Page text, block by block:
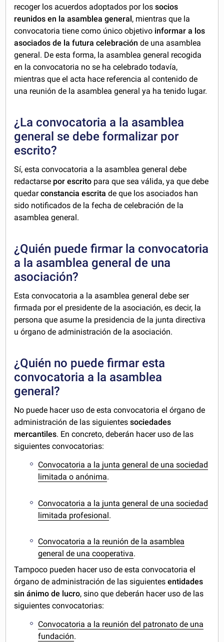
recoger los acuerdos adoptados por los socios
reunidos en la asamblea general, mientras que la
convocatoria tiene como único objetivo informar a los
asociados de la futura celebraciónde una asamblea
general. De esta forma, la asamblea general recogida
en la convocatoria no se ha celebrado todavía,
mientras que el acta hace referencia al contenido de
una reunión de la asamblea general ya ha tenido lugar.
¿La convocatoria a la asamblea
general se debe formalizar por
escrito?
Sí, esta convocatoria a la asamblea general debe
redactarse por escrito para que sea válida, ya que debe
quedarconstancia escritade que los asociados han
sido notificados de la fecha de celebración de la
asamblea general.
¿Quién puede firmar la convocatoria
a la asamblea general de una
asociación?
Esta convocatoria a la asamblea general debe ser
firmada por el presidente de la asociación, es decir, la
persona que asume la presidencia de la junta directiva
u órgano de administración de la asociación.
¿Quién no puede firmar esta
convocatoria a la asamblea
general?
No puede hacer uso de esta convocatoria el órgano de
administración de las siguientessociedades
mercantiles. En concreto, deberán hacer uso de las
siguientes convocatorias:
Convocatoria a la junta general de una sociedad
limitada o anónima.
Convocatoria a la junta general de una sociedad
limitada profesional.
Convocatoria a la reunión de la asamblea
general de una cooperativa.
Tampoco pueden hacer uso de esta convocatoria el
órgano de administración de las siguientesentidades
sin ánimo de lucro, sino que deberán hacer uso de las
siguientes convocatorias:
Convocatoria a la reunión del patronato de una
fundación.